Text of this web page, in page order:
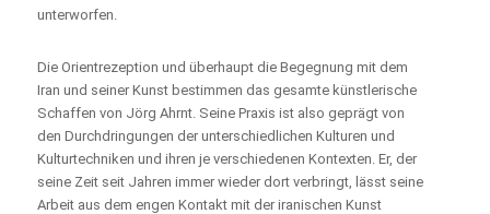
unterworfen.
Die Orientrezeption und überhaupt die Begegnung mit dem
Iran und seiner Kunst bestimmen das gesamte künstlerische
Schaffen von Jörg Ahrnt. Seine Praxis ist also geprägt von
den Durchdringungen der unterschiedlichen Kulturen und
Kulturtechniken und ihren je verschiedenen Kontexten. Er, der
seine Zeit seit Jahren immer wieder dort verbringt, lässt seine
Arbeit aus dem engen Kontakt mit der iranischen Kunst